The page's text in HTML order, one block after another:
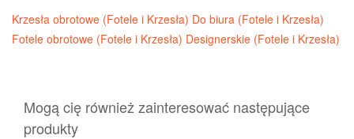
Krzesła obrotowe (Fotele i Krzesła) Do biura (Fotele i Krzesła)
Fotele obrotowe (Fotele i Krzesła) Designerskie (Fotele i Krzesła)
Mogą cię również zainteresować następujące
produkty